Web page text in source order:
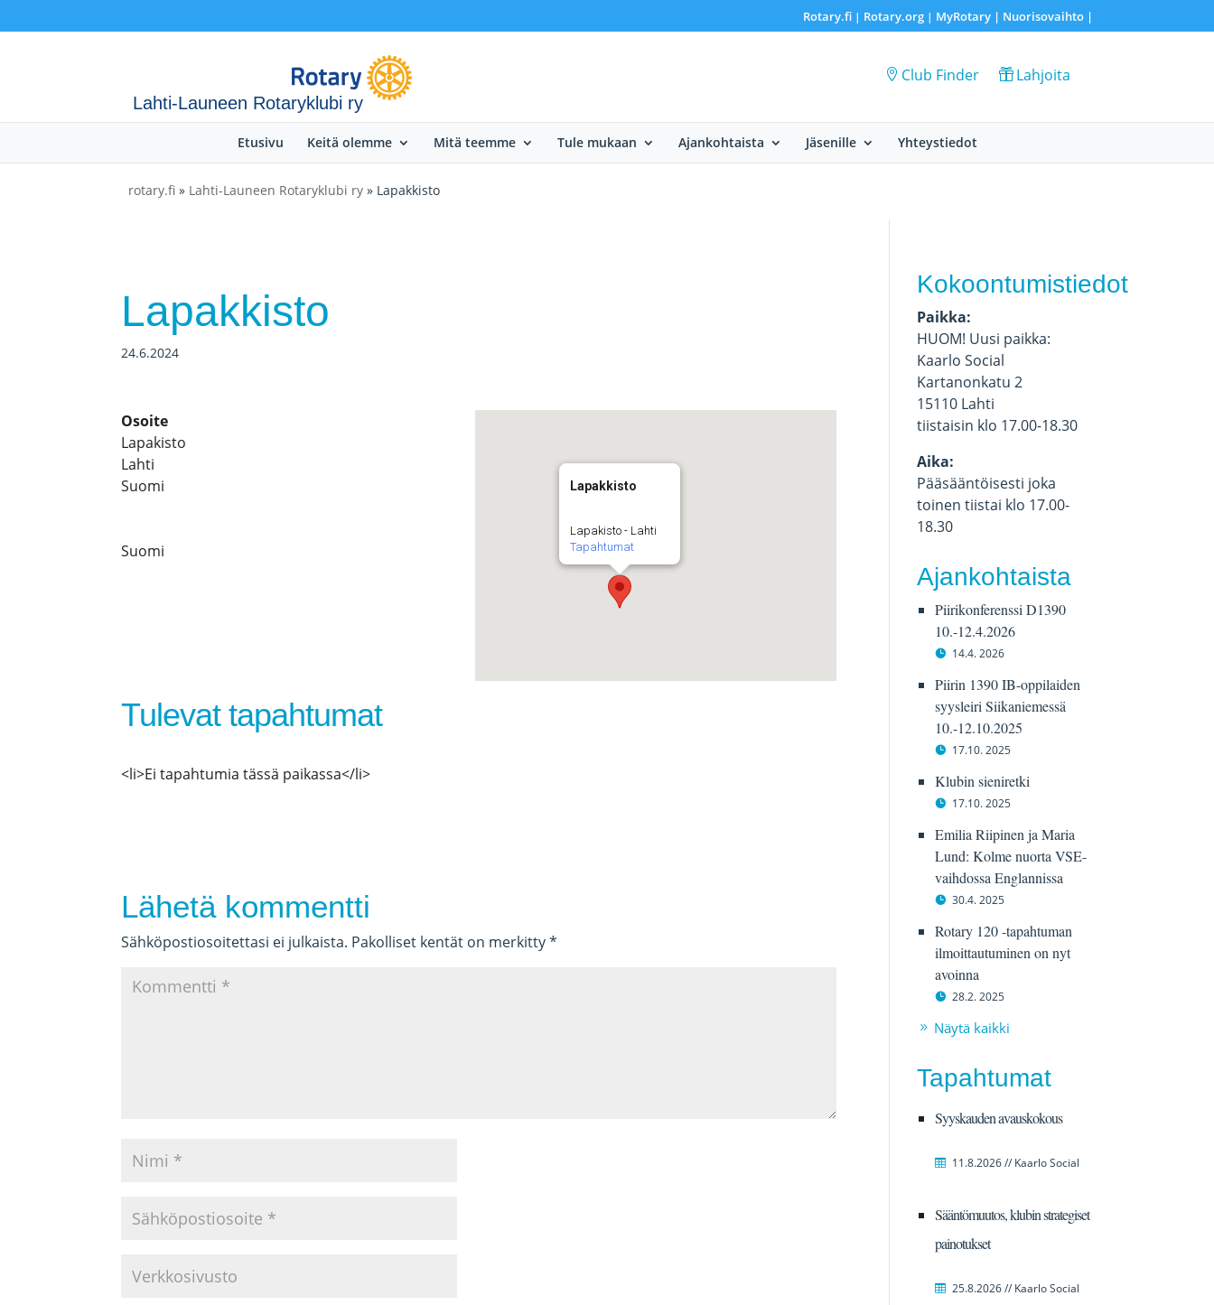
Rotary.fi| Rotary.org| MyRotary | Nuorisovaihto|
Lahti-Launeen Rotaryklubi ry
Club Finder Lahjoita
Etusivu Keitä olemme Mitä teemme Tule mukaan Ajankohtaista Jäsenille Yhteystiedot
rotary.fi » Lahti-Launeen Rotaryklubi ry » Lapakkisto
Lapakkisto
24.6.2024
Lapakkisto
Lapakisto - Lahti
Tapahtumat
Osoite
Lapakisto
Lahti
Suomi
Suomi
Tulevat tapahtumat
<li>Ei tapahtumia tässä paikassa</li>
Lähetä kommentti
Sähköpostiosoitettasi ei julkaista. Pakolliset kentät on merkitty*
Kokoontumistiedot
Paikka:
HUOM! Uusi paikka:
Kaarlo Social
Kartanonkatu 2
15110 Lahti
tiistaisin klo 17.00-18.30
Aika:
Pääsääntöisesti joka
toinen tiistai klo 17.00-
18.30
Ajankohtaista
Piirikonferenssi D1390
10.-12.4.2026
14.4. 2026
Piirin 1390 IB-oppilaiden
syysleiri Siikaniemessä
10.-12.10.2025
17.10. 2025
Klubin sieniretki
17.10. 2025
Emilia Riipinen ja Maria
Lund: Kolme nuorta VSE-
vaihdossa Englannissa
30.4. 2025
Rotary 120 -tapahtuman
ilmoittautuminen on nyt
avoinna
28.2. 2025
Näytä kaikki
Tapahtumat
Syyskauden avauskokous
11.8.2026 // Kaarlo Social
Sääntömuutos, klubin strategiset
painotukset
25.8.2026 // Kaarlo Social